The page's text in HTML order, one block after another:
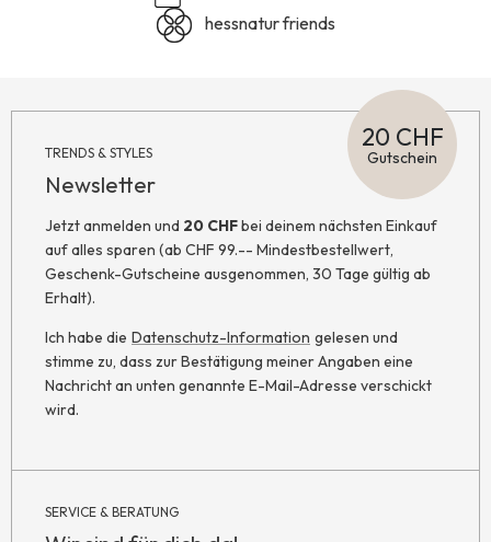
hessnatur friends
TRENDS & STYLES
Newsletter
20 CHF
Gutschein
Jetzt anmelden und 20 CHFbei deinem nächsten Einkauf
auf alles sparen (ab CHF 99.-- Mindestbestellwert,
Geschenk-Gutscheine ausgenommen, 30 Tage gültig ab
Erhalt).
Ich habe die Datenschutz-Information gelesen und
stimme zu, dass zur Bestätigung meiner Angaben eine
Nachricht an unten genannte E-Mail-Adresse verschickt
wird.
SERVICE & BERATUNG